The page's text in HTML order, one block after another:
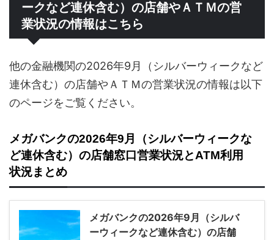
ークなど連休含む）の店舗やＡＴＭの営
業状況の情報はこちら
他の金融機関の2026年9月（シルバーウィークなど
連休含む）の店舗やＡＴＭの営業状況の情報は以下
のページをご覧ください。
メガバンクの2026年9月（シルバーウィークな
ど連休含む）の店舗窓口営業状況とATM利用
状況まとめ
メガバンクの2026年9月（シルバ
ーウィークなど連休含む）の店舗